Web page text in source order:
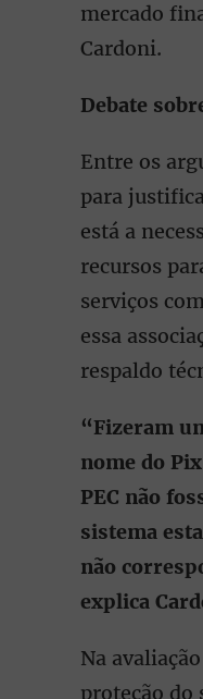
mercado
Cardoni.
Debate
Entre os
para
está a
recursos
serviços
essa
respaldo
“Fizeram
nome do
PEC não
sistema
não
explica
Na
proteção do